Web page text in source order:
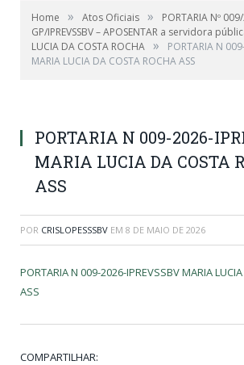
Home » Atos Oficiais »
PORTARIA Nº
GP/IPREVSSBV – APOSENTAR a servidora
LUCIA DA COSTA ROCHA »
PORTARIA N
MARIA LUCIA DA COSTA ROCHA ASS
PORTARIA N 009-2026-
MARIA LUCIA DA COSTA
ASS
POR CRISLOPESSSBV EM 8 DE MAIO DE 2026
PORTARIA N 009-2026-IPREVSSBV MARIA
ASS
COMPARTILHAR: